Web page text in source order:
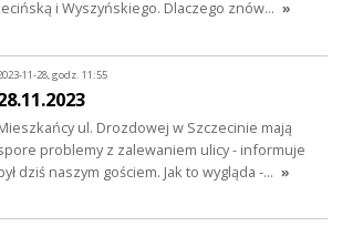
i Wyszyńskiego. Dlaczego znów… »
11-28, godz. 11:55
ul. Drozdowej w Szczecinie mają
problemy z zalewaniem ulicy - informuje
dziś naszym gościem. Jak to wygląda -… »